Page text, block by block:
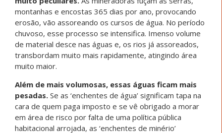
montanhas e encostas 365 dias por ano, provocando
erosão, vão assoreando os cursos de água. No período
chuvoso, esse processo se intensifica. Imenso volume
de material desce nas águas e, os rios já assoreados,
transbordam muito mais rapidamente, atingindo área
muito maior.
Além de mais volumosas, essas águas ficam mais
pesadas. Se as ‘enchentes de água’ significam tapa na
cara de quem paga imposto e se vê obrigado a morar
em área de risco por falta de uma política pública
habitacional arrojada, as ‘enchentes de minério’